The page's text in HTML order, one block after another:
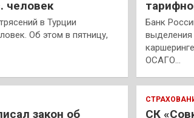
человек
в Турции
Об этом в пятницу,
Банк
выделения
ОСАГО…
закон об
СК